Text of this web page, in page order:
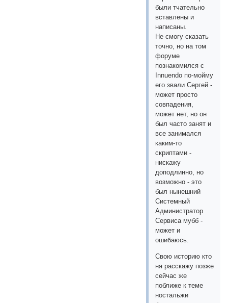
были тчательно
вставлены и
написаны.
Не смогу сказать
точно, но на том
форуме
познакомился с
Innuendo по-мойму
его звали Сергей -
может просто
совпадения,
может нет, но он
был часто занят и
все занимался
каким-то
скриптами -
нискажу
доподлинно, но
возможно - это
был нынешний
Системный
Администратор
Сервиса мубб -
может и
ошибаюсь.
Свою историю кто
ня расскажу позже
сейчас же
поближе к теме
ностальжи